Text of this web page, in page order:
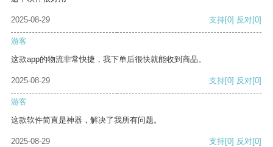
2025-08-29 支持[0] 反对[0]
游客
这款app的物流非常快捷，我下单后很快就能收到商品。
2025-08-29 支持[0] 反对[0]
游客
这款软件简直是神器，解决了我所有问题。
2025-08-29 支持[0] 反对[0]